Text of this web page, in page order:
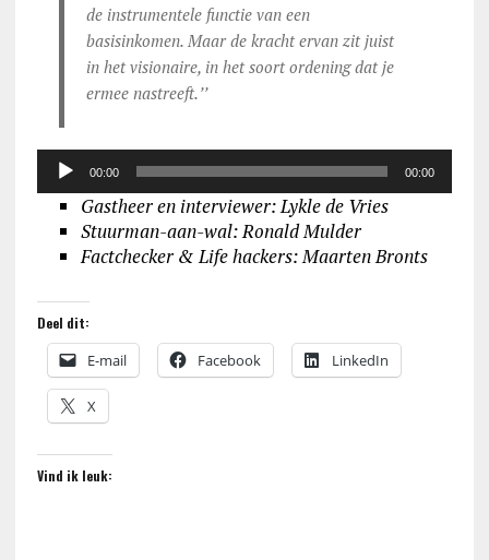
de instrumentele functie van een
basisinkomen. Maar de kracht ervan zit juist
in het visionaire, in het soort ordening dat je
ermee nastreeft.ʼʼ
00:00 00:00
Gastheer en interviewer: Lykle de Vries
Stuurman-aan-wal: Ronald Mulder
Factchecker & Life hackers: Maarten Bronts
Deel dit:
E-mail Facebook LinkedIn
X
Vind ik leuk: